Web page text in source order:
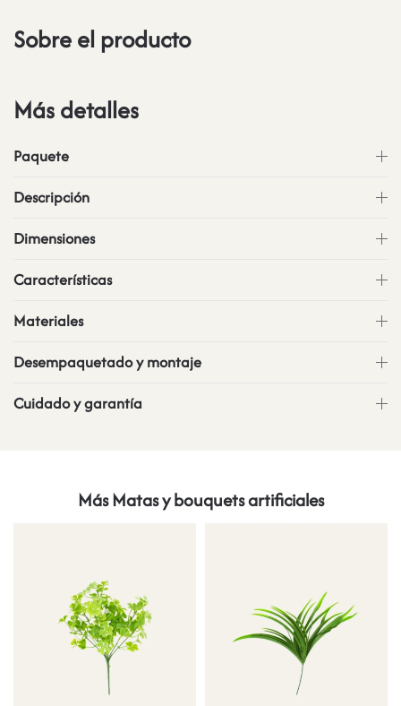
Sobre el producto
Más detalles
Paquete
Descripción
Dimensiones
Características
Materiales
Desempaquetado y montaje
Cuidado y garantía
Más Matas y bouquets artificiales